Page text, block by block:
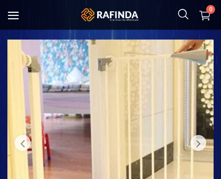
0
Çocuk ve Anne
Kozmetik & Hijyen
Ev tekstili
Mutfak Eşyaları
Ayakkabı ve Çanta